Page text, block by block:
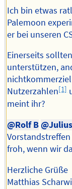
Ich bin etwas
Palemoon
er bei unseren
Einerseits
unterstützen,
Nutzerzahlen[1]
meint ihr?
@Rolf B@Julius
froh, wenn wir
Herzliche Grüße
Matthias